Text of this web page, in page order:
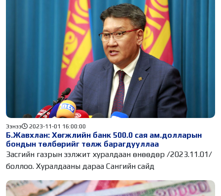
Б.Жавхлан: Хөгжлийн банк 500.0 сая ам.долларын
бондын төлбөрийг төлж барагдууллаа
Ээнээ 2023-11-01 16:00:00
Засгийн газрын ээлжит хуралдаан өнөөдөр /2023.11.01/
боллоо. Хуралдааны дараа Сангийн сайд